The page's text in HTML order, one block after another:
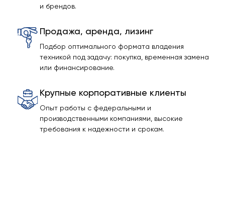
и брендов.
Продажа, аренда, лизинг
Подбор оптимального формата владения
техникой под задачу: покупка, временная замена
или финансирование.
Крупные корпоративные клиенты
Опыт работы с федеральными и
производственными компаниями, высокие
требования к надежности и срокам.